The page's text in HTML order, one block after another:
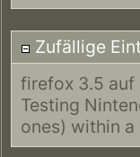
Zufällige
firefox 3.5 auf
Testing
ones) within a